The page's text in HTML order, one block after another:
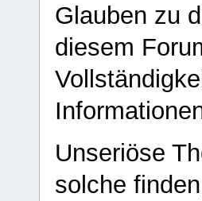
Glauben zu
diesem
Unseriöse
solche